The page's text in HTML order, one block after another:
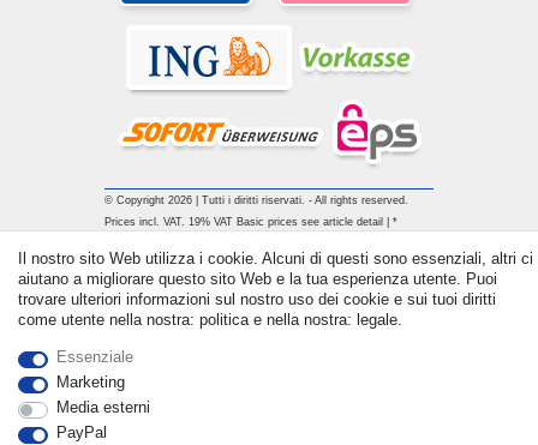
© Copyright 2026 | Tutti i diritti riservati. - All rights reserved.
Prices incl. VAT. 19% VAT Basic prices see article detail | *
Il nostro sito Web utilizza i cookie. Alcuni di questi sono essenziali, altri ci
aiutano a migliorare questo sito Web e la tua esperienza utente. Puoi
trovare ulteriori informazioni sul nostro uso dei cookie e sui tuoi diritti
come utente nella nostra: politica e nella nostra: legale.
Essenziale
Marketing
Media esterni
PayPal
Withdraw from contract here Contatto